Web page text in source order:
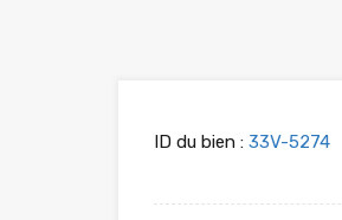
ID du bien : 33V-5274